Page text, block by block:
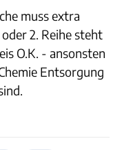
muss extra
2. Reihe steht
O.K. - ansonsten
Entsorgung